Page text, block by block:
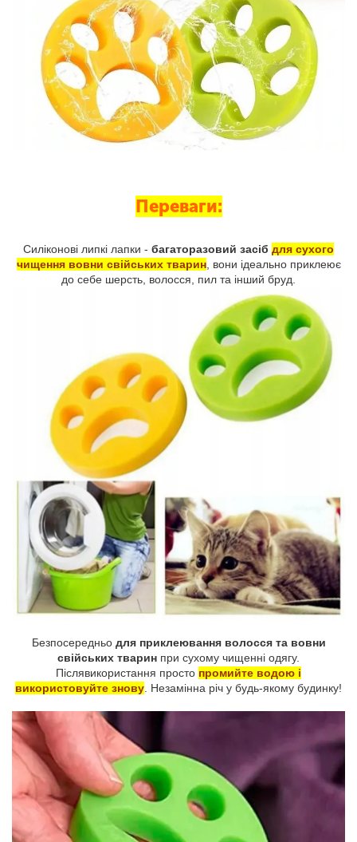
Переваги:
Силіконові липкі лапки - багаторазовий засіб для сухого
чищення вовни свійських тварин, вони ідеально приклеює
до себе шерсть, волосся, пил та інший бруд.
Безпосередньо для приклеювання волосся та вовни
свійських тварин при сухому чищенні одягу.
Післявикористання просто промийте водою і
використовуйте знову . Незамінна річ у будь-якому будинку!